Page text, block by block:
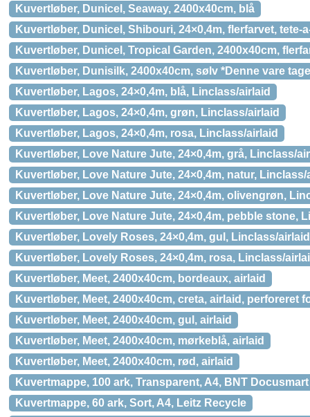
Kuvertløber, Dunicel, Seaway, 2400x40cm, blå
Kuvertløber, Dunicel, Shibouri, 24×0,4m, flerfarvet, tete-
Kuvertløber, Dunicel, Tropical Garden, 2400x40cm,
Kuvertløber, Dunisilk, 2400x40cm, sølv *Denne vare
Kuvertløber, Lagos, 24×0,4m, blå, Linclass/airlaid
Kuvertløber, Lagos, 24×0,4m, grøn, Linclass/airlaid
Kuvertløber, Lagos, 24×0,4m, rosa, Linclass/airlaid
Kuvertløber, Love Nature Jute, 24×0,4m, grå, Linclass/
Kuvertløber, Love Nature Jute, 24×0,4m, natur, Linclass/
Kuvertløber, Love Nature Jute, 24×0,4m, olivengrøn,
Kuvertløber, Love Nature Jute, 24×0,4m, pebble stone,
Kuvertløber, Lovely Roses, 24×0,4m, gul, Linclass/airlaid
Kuvertløber, Lovely Roses, 24×0,4m, rosa, Linclass/
Kuvertløber, Meet, 2400x40cm, bordeaux, airlaid
Kuvertløber, Meet, 2400x40cm, creta, airlaid, perforeret
Kuvertløber, Meet, 2400x40cm, gul, airlaid
Kuvertløber, Meet, 2400x40cm, mørkeblå, airlaid
Kuvertløber, Meet, 2400x40cm, rød, airlaid
Kuvertmappe, 100 ark, Transparent, A4, BNT
Kuvertmappe, 60 ark, Sort, A4, Leitz Recycle